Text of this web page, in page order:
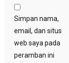
Simpan nama,
email, dan situs
web saya pada
peramban ini